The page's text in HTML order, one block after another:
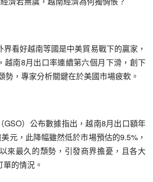
看好越南等國是中美貿易戰下的贏家，
越南8月出口率連續第六個月下滑，創下
勢，專家分析關鍵在於美國市場疲軟。
GSO）公布數據指出，越南8月出口額年
元，此降幅雖然低於市場預估的9.5%，
來最久的頹勢，引發商界擔憂，且各大
的情況。